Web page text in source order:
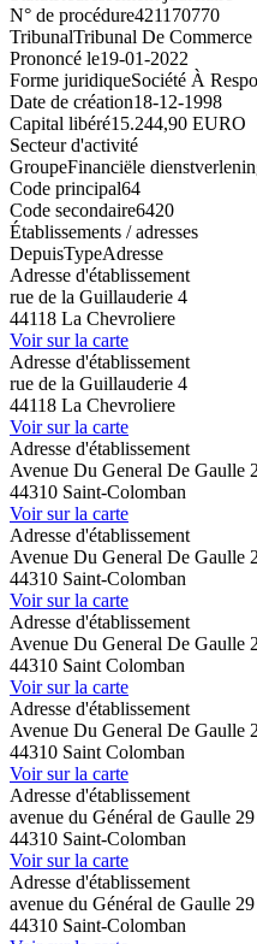
N° de procédure421170770
TribunalTribunal De Commerce
Prononcé le19-01-2022
Forme juridiqueSociété À
Date de création18-12-1998
Capital libéré15.244,90 EURO
Secteur d'activité
GroupeFinanciële
Code principal64
Code secondaire6420
Établissements / adresses
DepuisTypeAdresse
Adresse d'établissement
rue de la Guillauderie 4
44118 La Chevroliere
Voir sur la carte
Adresse d'établissement
rue de la Guillauderie 4
44118 La Chevroliere
Voir sur la carte
Adresse d'établissement
Avenue Du General De Gaulle
44310 Saint-Colomban
Voir sur la carte
Adresse d'établissement
Avenue Du General De Gaulle
44310 Saint-Colomban
Voir sur la carte
Adresse d'établissement
Avenue Du General De Gaulle
44310 Saint Colomban
Voir sur la carte
Adresse d'établissement
Avenue Du General De Gaulle
44310 Saint Colomban
Voir sur la carte
Adresse d'établissement
avenue du Général de Gaulle 29
44310 Saint-Colomban
Voir sur la carte
Adresse d'établissement
avenue du Général de Gaulle 29
44310 Saint-Colomban